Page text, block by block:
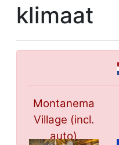
klimaat
Montanema
Village (incl.
auto)